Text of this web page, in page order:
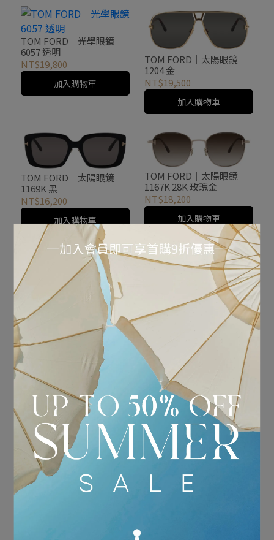
TOM FORD｜光學眼鏡
6057 透明
NT$19,800
加入購物車
TOM FORD｜太陽眼鏡
1204 金
NT$19,500
加入購物車
TOM FORD｜太陽眼鏡
1169K 黑
NT$16,200
加入購物車
TOM FORD｜太陽眼鏡
1167K 28K 玫瑰金
NT$18,200
加入購物車
TOM FORD｜太陽眼鏡
1167K 28A 玫瑰金
NT$18,200
加入購物車
TOM FORD｜太陽眼鏡
1162K 裸
NT$14,800
加入購物車
TOM FORD｜太陽眼鏡
1161K 灰
NT$14,800
加入購物車
TOM FORD｜太陽眼鏡
1161K 黑
NT$14,800
加入購物車